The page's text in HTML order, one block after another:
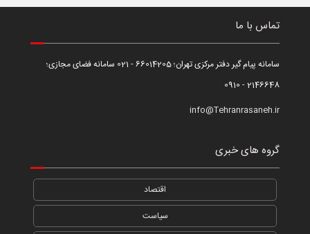
تماس با ما
سامانه پیام گیر دفتر مرکزی تهران؛ 66014205 - 021 سامانه فضای مجازی؛
2146648 - 0910
info@Tehranrasaneh.ir
گروه های خبری
اقتصاد
سیاست